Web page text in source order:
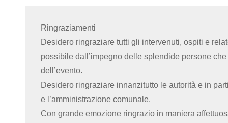
Ringraziamenti
Desidero ringraziare tutti gli intervenuti, ospiti e
possibile dall’impegno delle splendide persone
dell’evento.
Desidero ringraziare innanzitutto le autorità e in
e l’amministrazione comunale.
Con grande emozione ringrazio in maniera